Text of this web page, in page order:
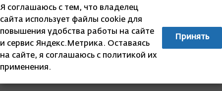
Я соглашаюсь с тем, что владелец
сайта использует файлы cookie для
повышения удобства работы на сайте
и сервис Яндекс.Метрика. Оставаясь
на сайте, я соглашаюсь с политикой их
применения.
Принять